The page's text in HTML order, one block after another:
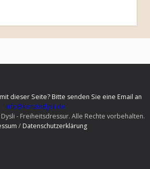
dieser Seite? Bitte senden Sie eine Email an
info@kenziedysli.de
- Freiheitsdressur. Alle Rechte vorbehalten.
/ Datenschutzerklärung